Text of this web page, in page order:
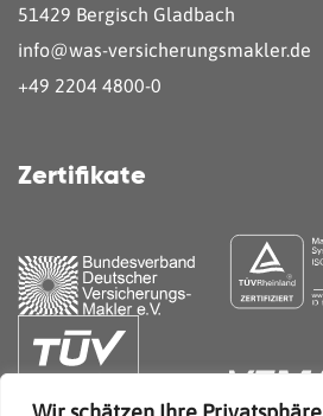
51429 Bergisch Gladbach
info@was-versicherungsmakler.de
+49 2204 4800-0
Zertifikate